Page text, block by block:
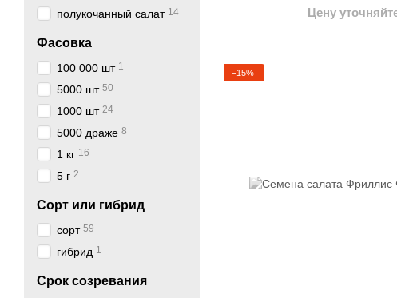
Цену
−15%
полукочанный салат 14
Фасовка
100 000 шт 1
5000 шт 50
1000 шт 24
5000 драже 8
1 кг 16
5 г 2
Сорт или гибрид
сорт 59
гибрид 1
Срок созревания